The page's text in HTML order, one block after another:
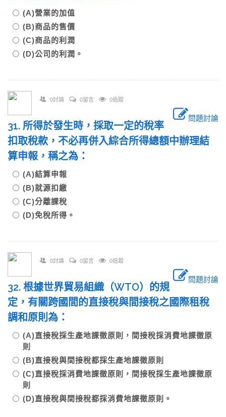
(A)營業的加值
(B)商品的售價
(C)商品的利潤
(D)公司的利潤。
0討論 0留言 0追蹤
問題討論
31. 所得於發生時，採取一定的稅率
扣取稅款，不必再併入綜合所得總額中辦理結
算申報，稱之為：
(A)結算申報
(B)就源扣繳
(C)分離課稅
(D)免稅所得。
0討論 0留言 0追蹤
問題討論
32. 根據世界貿易組織（WTO）的規
定，有關跨國間的直接稅與間接稅之國際租稅
調和原則為：
(A)直接稅採生產地課徵原則，間接稅採消費地課徵原
則
(B)直接稅與間接稅都採生產地課徵原則
(C)直接稅採消費地課徵原則，間接稅採生產地課徵原
則
(D)直接稅與間接稅都採消費地課徵原則。